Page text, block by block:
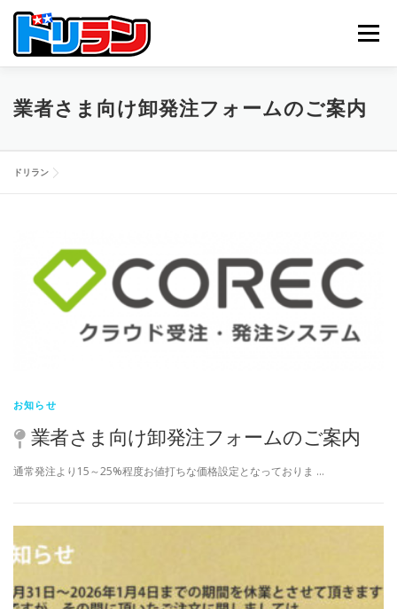
メニュー
TOP ABOUT US NEWS CONTACT
業者さま向け卸発注フォームのご案内
ドリラン
お知らせ
業者さま向け卸発注フォームのご案内
通常発注より15～25%程度お値打ちな価格設定となっておりま …